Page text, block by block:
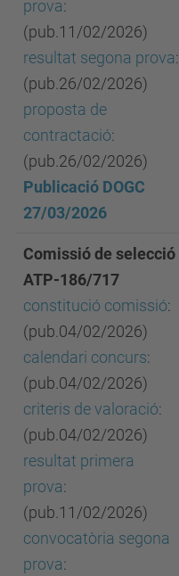
prova:
(pub.11/02/2026)
resultat segona prova:
(pub.26/02/2026)
proposta de
contractació:
(pub.26/02/2026)
Publicació DOGC
27/03/2026
Comissió de selecció
ATP-186/717
constitució comissió:
(pub.04/02/2026)
calendari concurs:
(pub.04/02/2026)
criteris de valoració:
(pub.04/02/2026)
resultat primera
prova:
(pub.11/02/2026)
convocatòria segona
prova: